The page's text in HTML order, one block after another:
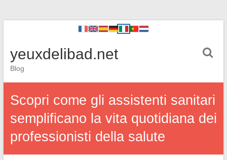
yeuxdelibad.net
Blog
Scopri come gli assistenti sanitari
semplificano la vita quotidiana dei
professionisti della salute